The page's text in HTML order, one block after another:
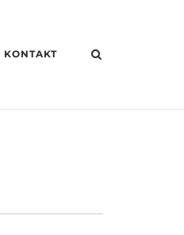
KONTAKT